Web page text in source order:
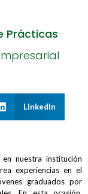
Prácticas
LinkedIn
nuestra institución
experiencias en el
graduados por